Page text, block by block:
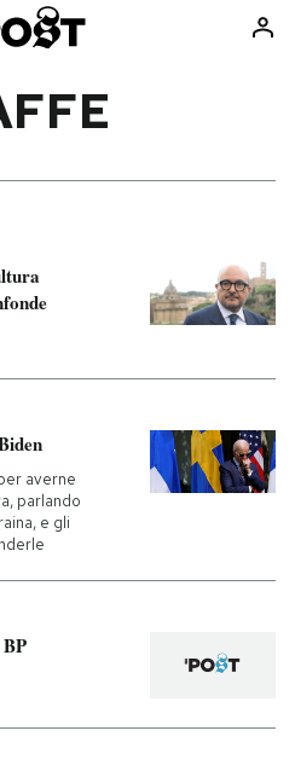
Media
Mondiali calcio 2026
averne
parlando
e gli